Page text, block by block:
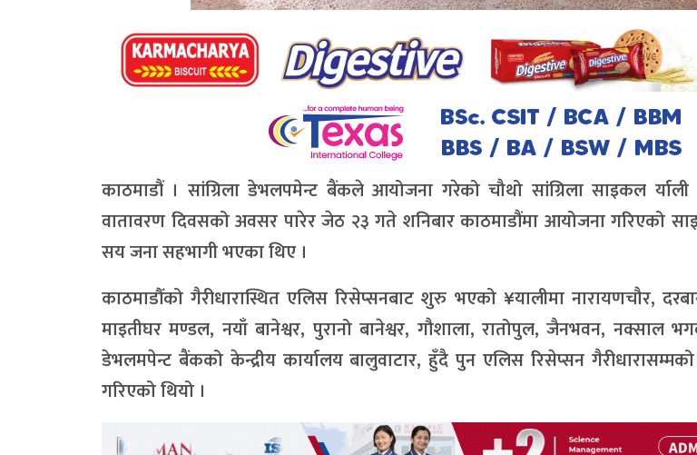
काठमाडौं । सांग्रिला डेभलपमेन्ट बैंकले आयोजना गरेको चौथो सांग्रिला साइकल
वातावरण दिवसको अवसर पारेर जेठ २३ गते शनिबार काठमाडौंमा आयोजना गरिएको
सय जना सहभागी भएका थिए ।
काठमाडौँको गैरीधारास्थित एलिस रिसेप्सनबाट शुरु भएको ¥यालीमा नारायणचौर,
माइतीघर मण्डल, नयाँ बानेश्वर, पुरानो बानेश्वर, गौशाला, रातोपुल, जैनभवन, नक्साल
डेभलमपेन्ट बैंकको केन्द्रीय कार्यालय बालुवाटार, हुँदै पुन एलिस रिसेप्सन
गरिएको थियो ।